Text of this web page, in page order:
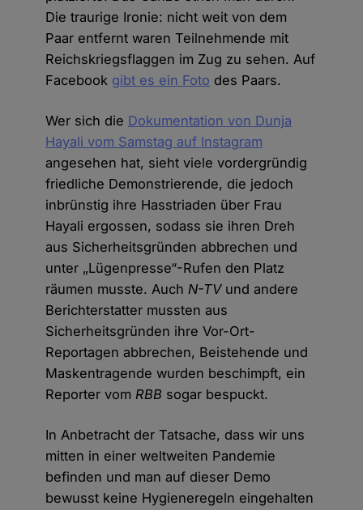
Die traurige Ironie: nicht weit von dem
Paar entfernt waren Teilnehmende mit
Reichskriegsflaggen im Zug zu sehen. Auf
Facebook gibt es ein Foto des Paars.
Wer sich die Dokumentation von Dunja
Hayali vom Samstag auf Instagram
angesehen hat, sieht viele vordergründig
friedliche Demonstrierende, die jedoch
inbrünstig ihre Hasstriaden über Frau
Hayali ergossen, sodass sie ihren Dreh
aus Sicherheitsgründen abbrechen und
unter „Lügenpresse“-Rufen den Platz
räumen musste. AuchN-TVund andere
Berichterstatter mussten aus
Sicherheitsgründen ihre Vor-Ort-
Reportagen abbrechen, Beistehende und
Maskentragende wurden beschimpft, ein
Reporter vomRBB sogar bespuckt.
In Anbetracht der Tatsache, dass wir uns
mitten in einer weltweiten Pandemie
befinden und man auf dieser Demo
bewusst keine Hygieneregeln eingehalten